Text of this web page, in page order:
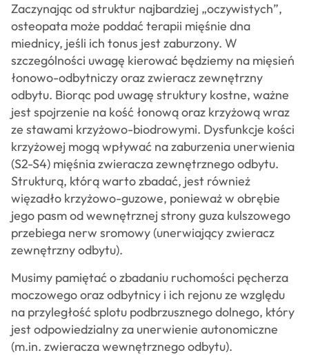
Zaczynając od struktur najbardziej „oczywistych”,
osteopata może poddać terapii mięśnie dna
miednicy, jeśli ich tonus jest zaburzony. W
szczególności uwagę kierować będziemy na mięsień
łonowo-odbytniczy oraz zwieracz zewnętrzny
odbytu. Biorąc pod uwagę struktury kostne, ważne
jest spojrzenie na kość łonową oraz krzyżową wraz
ze stawami krzyżowo-biodrowymi. Dysfunkcje kości
krzyżowej mogą wpływać na zaburzenia unerwienia
(S2-S4) mięśnia zwieracza zewnętrznego odbytu.
Strukturą, którą warto zbadać, jest również
więzadło krzyżowo-guzowe, ponieważ w obrębie
jego pasm od wewnętrznej strony guza kulszowego
przebiega nerw sromowy (unerwiający zwieracz
zewnętrzny odbytu).
Musimy pamiętać o zbadaniu ruchomości pęcherza
moczowego oraz odbytnicy i ich rejonu ze względu
na przyległość splotu podbrzusznego dolnego, który
jest odpowiedzialny za unerwienie autonomiczne
(m.in. zwieracza wewnętrznego odbytu).